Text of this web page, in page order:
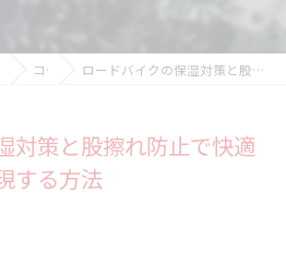
コラム ロードバイクの保湿対策と股擦れ防止で快適サイクリングを実現する方法
対策と股擦れ防止で快適
する方法